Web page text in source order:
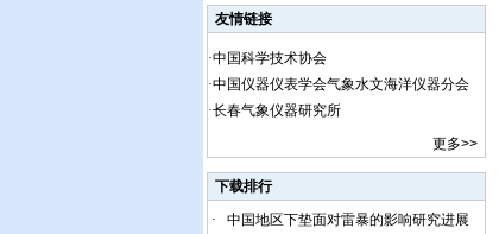
友情链接
·中国科学技术协会
·中国仪器仪表学会气象水文海洋仪器分会
·长春气象仪器研究所
更多>>
下载排行